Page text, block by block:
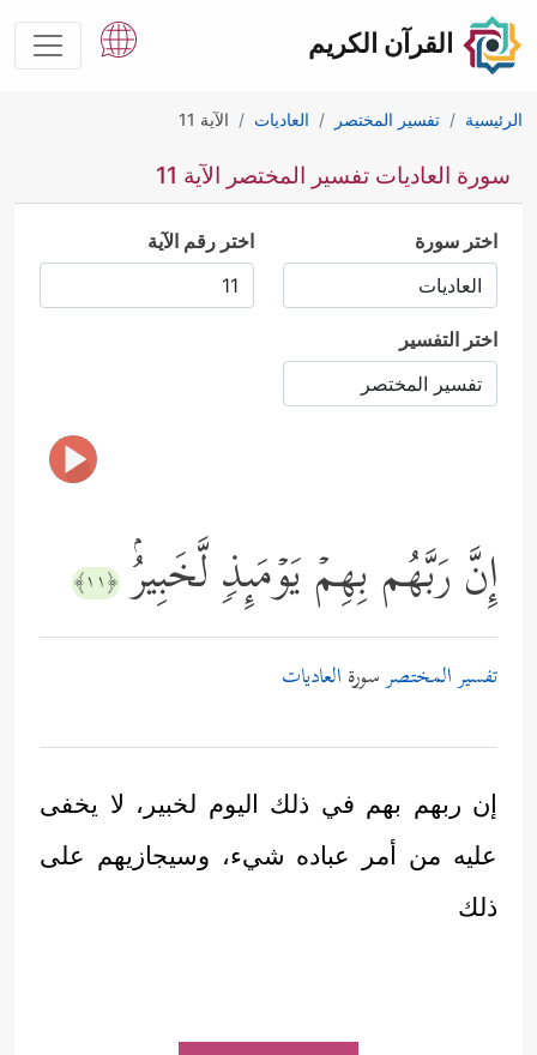
القرآن الكريم
الرئيسية تفسير المختصر العاديات الآية 11
سورة العاديات تفسير المختصر الآية 11
اختر سورة اختر رقم الآية
اختر التفسير
إِنَّ رَبَّهُم بِهِمۡ یَوۡمَىِٕذࣲ لَّخَبِیرُۢ ﴿١١﴾
تفسير المختصرسورة العاديات
إن ربهم بهم في ذلك اليوم لخبير، لا يخفى
عليه من أمر عباده شيء، وسيجازيهم على
ذلك